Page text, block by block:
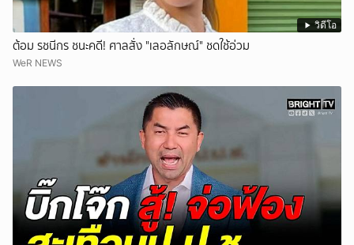
วิดีโอ
ต้อม รชนีกร ชนะคดี! ศาลสั่ง "เลอลักษณ์" ชดใช้อ่วม
WeR NEWS